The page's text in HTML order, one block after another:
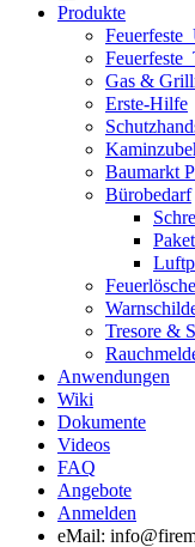
Produkte
Gas &
Erste-Hilfe
Baumarkt
Bürobedarf
Tresore &
Anwendungen
Wiki
Dokumente
Videos
FAQ
Angebote
Anmelden
eMail: